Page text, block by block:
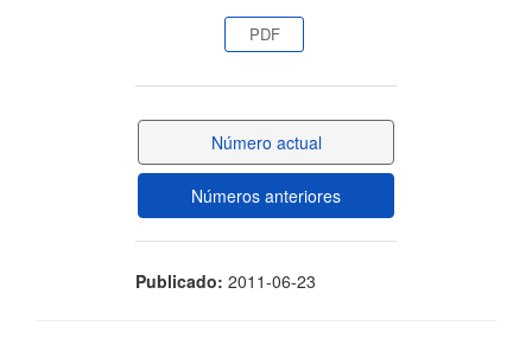
artículo
PDF
Número actual
Números anteriores
Publicado: 2011-06-23